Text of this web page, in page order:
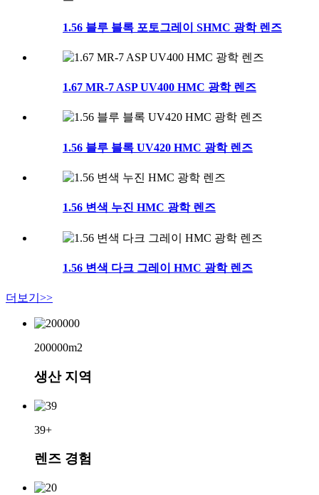
1.56 블루 블록 포토그레이 SHMC 광학 렌즈
1.67 MR-7 ASP UV400 HMC 광학 렌즈
1.56 블루 블록 UV420 HMC 광학 렌즈
1.56 변색 누진 HMC 광학 렌즈
1.56 변색 다크 그레이 HMC 광학 렌즈
더보기>>
200000m2
생산 지역
39+
렌즈 경험